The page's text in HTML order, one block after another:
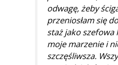
odwagę, żeby
przeniosłam się
staż jako szefowa
moje marzenie i
szczęśliwsza.